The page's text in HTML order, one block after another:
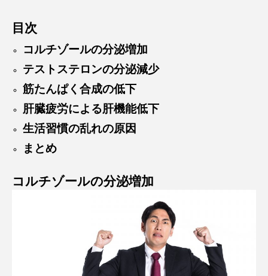
目次
コルチゾールの分泌増加
テストステロンの分泌減少
筋たんぱく合成の低下
肝臓疲労による肝機能低下
生活習慣の乱れの原因
まとめ
コルチゾールの分泌増加